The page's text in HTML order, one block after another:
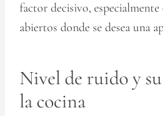
factor decisivo, especialmente
abiertos donde se desea una
Nivel de ruido y
la cocina